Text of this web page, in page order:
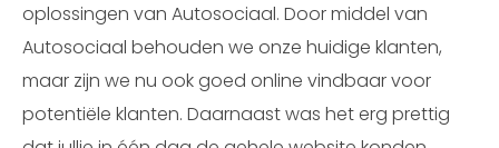
oplossingen van Autosociaal. Door middel van
Autosociaal behouden we onze huidige klanten,
maar zijn we nu ook goed online vindbaar voor
potentiële klanten. Daarnaast was het erg prettig